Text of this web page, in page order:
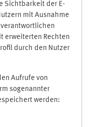
Sichtbarkeit der E-
mit Ausnahme
erweiterten Rechten
durch den Nutzer
Aufrufe von
sogenannter
werden: